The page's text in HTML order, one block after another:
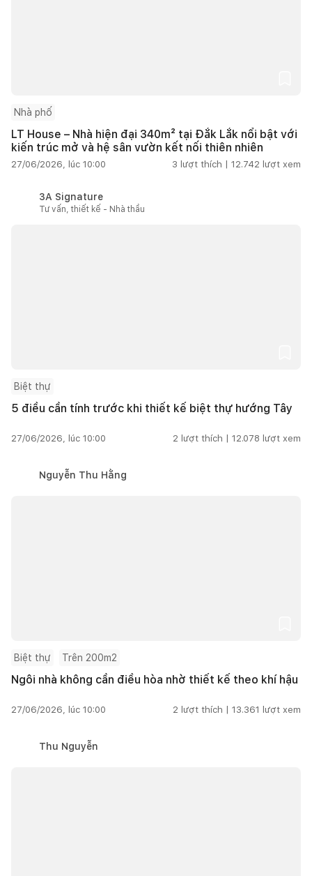
Nhà phố
LT House – Nhà hiện đại 340m² tại Đắk Lắk nổi bật với
kiến trúc mở và hệ sân vườn kết nối thiên nhiên
27/06/2026, lúc 10:00 3 lượt thích | 12.742 lượt xem
3A Signature
Tư vấn, thiết kế - Nhà thầu
Biệt thự
5 điều cần tính trước khi thiết kế biệt thự hướng Tây
27/06/2026, lúc 10:00 2 lượt thích | 12.078 lượt xem
Nguyễn Thu Hằng
Biệt thự Trên 200m2
Ngôi nhà không cần điều hòa nhờ thiết kế theo khí hậu
27/06/2026, lúc 10:00 2 lượt thích | 13.361 lượt xem
Thu Nguyễn